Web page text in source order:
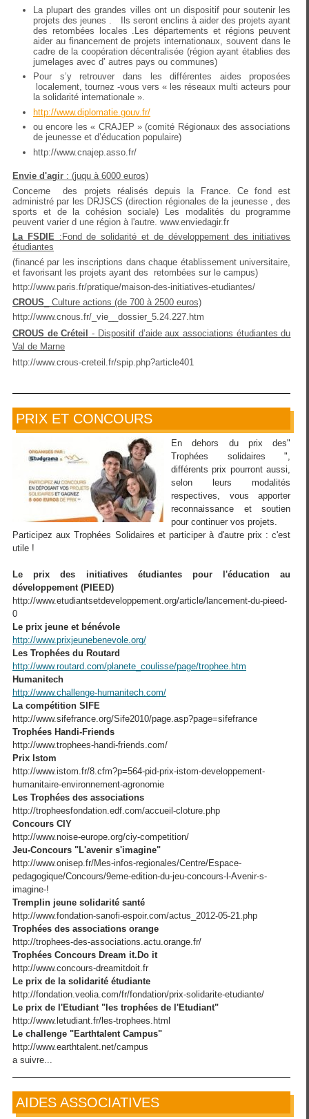
La plupart des grandes villes ont un dispositif pour soutenir les
projets des jeunes . Ils seront enclins à aider des projets ayant
des retombées locales .Les départements et régions peuvent
aider au financement de projets internationaux, souvent dans le
cadre de la coopération décentralisée (région ayant établies des
jumelages avec d’ autres pays ou communes)
Pour s’y retrouver dans les différentes aides proposées
localement, tournez -vous vers « les réseaux multi acteurs pour
la solidarité internationale ».
http://www.diplomatie.gouv.fr/
ou encore les « CRAJEP » (comité Régionaux des associations
de jeunesse et d’éducation populaire)
http://www.cnajep.asso.fr/
Envie d'agir : (juqu à 6000 euros)
Concerne des projets réalisés depuis la France. Ce fond est
administré par les DRJSCS (direction régionales de la jeunesse , des
sports et de la cohésion sociale) Les modalités du programme
peuvent varier d une région à l'autre. www.enviedagir.fr
La FSDIE:Fond de solidarité et de développement des initiatives
étudiantes
(financé par les inscriptions dans chaque établissement universitaire,
et favorisant les projets ayant des retombées sur le campus)
http://www.paris.fr/pratique/maison-des-initiatives-etudiantes/
CROUS _ Culture actions (de 700 à 2500 euros)
http://www.cnous.fr/_vie__dossier_5.24.227.htm
CROUS de Créteil
- Dispositif d’aide aux associations étudiantes du
Val de Marne
http://www.crous-creteil.fr/spip.php?article401
PRIX ET CONCOURS
En dehors du prix des"
Trophées solidaires ",
différents prix pourront aussi,
selon leurs modalités
respectives, vous apporter
reconnaissance et soutien
pour continuer vos projets.
Participez aux Trophées Solidaires et participer à d'autre prix : c'est
utile !
Le prix des initiatives étudiantes pour l'éducation au
développement (PIEED)
http://www.etudiantsetdeveloppement.org/article/lancement-du-pieed-
0
Le prix jeune et bénévole
http://www.prixjeunebenevole.org/
Les Trophées du Routard
http://www.routard.com/planete_coulisse/page/trophee.htm
Humanitech
http://www.challenge-humanitech.com/
La compétition SIFE
http://www.sifefrance.org/Sife2010/page.asp?page=sifefrance
Trophées Handi-Friends
http://www.trophees-handi-friends.com/
Prix Istom
http://www.istom.fr/8.cfm?p=564-pid-prix-istom-developpement-
humanitaire-environnement-agronomie
Les Trophées des associations
http://tropheesfondation.edf.com/accueil-cloture.php
Concours CIY
http://www.noise-europe.org/ciy-competition/
Jeu-Concours "L'avenir s'imagine"
http://www.onisep.fr/Mes-infos-regionales/Centre/Espace-
pedagogique/Concours/9eme-edition-du-jeu-concours-l-Avenir-s-
imagine-!
Tremplin jeune solidarité santé
http://www.fondation-sanofi-espoir.com/actus_2012-05-21.php
Trophées des associations orange
http://trophees-des-associations.actu.orange.fr/
Trophées Concours Dream it.Do it
http://www.concours-dreamitdoit.fr
Le prix de la solidarité étudiante
http://fondation.veolia.com/fr/fondation/prix-solidarite-etudiante/
Le prix de l'Etudiant "les trophées de l'Etudiant"
http://www.letudiant.fr/les-trophees.html
Le challenge "Earthtalent Campus"
http://www.earthtalent.net/campus
a suivre...
AIDES ASSOCIATIVES